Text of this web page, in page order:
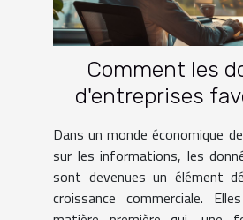
Comment les
d'entreprises
elles la
Dans un monde économique
sur les informations, les
sont devenues un élément
croissance commerciale.